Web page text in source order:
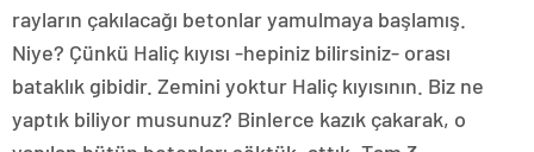
rayların çakılacağı betonlar yamulmaya başlamış.
Niye? Çünkü Haliç kıyısı -hepiniz bilirsiniz- orası
bataklık gibidir. Zemini yoktur Haliç kıyısının. Biz ne
yaptık biliyor musunuz? Binlerce kazık çakarak, o